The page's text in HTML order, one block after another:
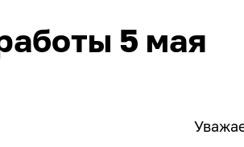
5 мая